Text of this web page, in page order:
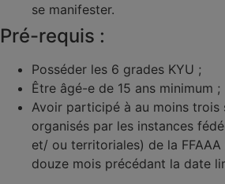
se manifester.
Pré-requis :
Posséder les 6 grades KYU ;
Être âgé-e de 15 ans minimum ;
Avoir participé à au moins trois
organisés par les instances
et/ ou territoriales) de la FFAAA
douze mois précédant la date